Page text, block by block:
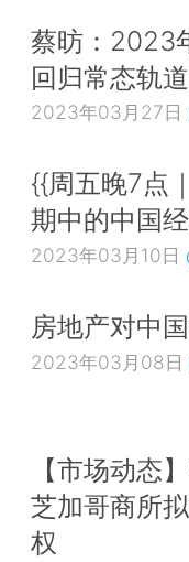
蔡昉：2023
回归常态轨道
2023年03月27日
{{周五晚7点
期中的中国
2023年03月10日
房地产对中
2023年03月08日
【市场动态
芝加哥商所
权